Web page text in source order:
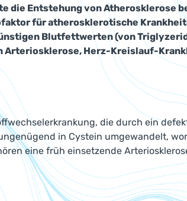
die Entstehung von Atherosklerose
für atherosklerotische
Blutfettwerten (von
Arteriosklerose, Herz-Kreislauf-
die durch ein
in Cystein umgewandelt,
eine früh einsetzende